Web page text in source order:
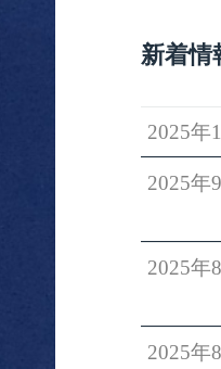
新着情
2025年
2025年
2025年
2025年